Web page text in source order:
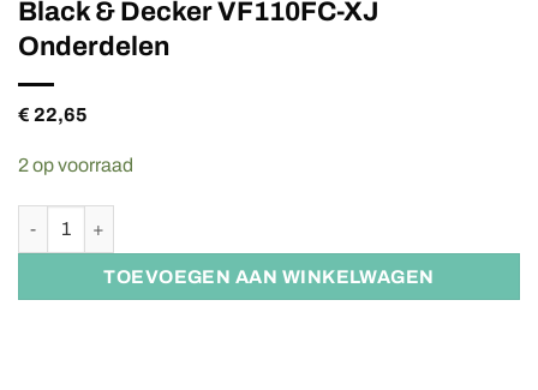
Black & Decker VF110FC-XJ
Onderdelen
€ 22,65
2 op voorraad
TOEVOEGEN AAN WINKELWAGEN